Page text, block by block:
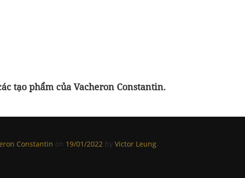
tạo phẩm của Vacheron Constantin.
Constantin on 19/01/2022 by Victor Leung.